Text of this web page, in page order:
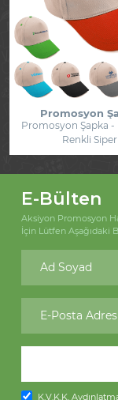
Promosyon
Promosyon Şapka -
Renkli Siper
E-Bülten
Aksiyon Promosyon
İçin Lütfen Aşağıdaki
K.V.K.K.